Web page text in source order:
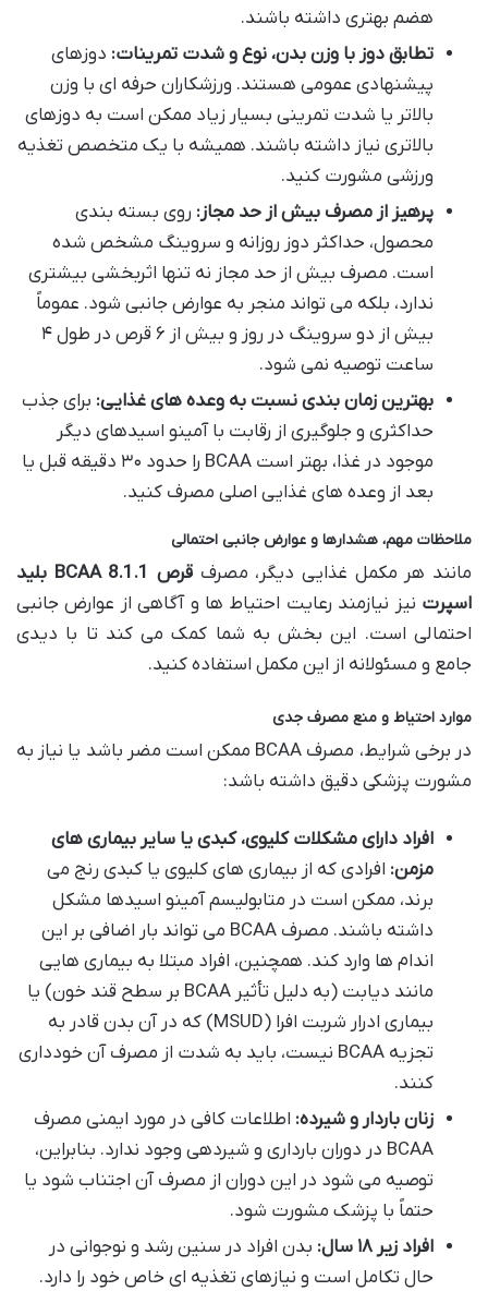
هضم بهتری داشته باشند.
تطابق دوز با وزن بدن، نوع و شدت تمرینات: دوزهای
پیشنهادی عمومی هستند. ورزشکاران حرفه ای با وزن
بالاتر یا شدت تمرینی بسیار زیاد ممکن است به دوزهای
بالاتری نیاز داشته باشند. همیشه با یک متخصص تغذیه
ورزشی مشورت کنید.
پرهیز از مصرف بیش از حد مجاز: روی بسته بندی
محصول، حداکثر دوز روزانه و سروینگ مشخص شده
است. مصرف بیش از حد مجاز نه تنها اثربخشی بیشتری
ندارد، بلکه می تواند منجر به عوارض جانبی شود. عموماً
بیش از دو سروینگ در روز و بیش از ۶ قرص در طول ۴
ساعت توصیه نمی شود.
بهترین زمان بندی نسبت به وعده های غذایی: برای جذب
حداکثری و جلوگیری از رقابت با آمینو اسیدهای دیگر
موجود در غذا، بهتر است BCAA را حدود ۳۰ دقیقه قبل یا
بعد از وعده های غذایی اصلی مصرف کنید.
ملاحظات مهم، هشدارها و عوارض جانبی احتمالی
مانند هر مکمل غذایی دیگر، مصرف
قرص BCAA 8.1.1 بلید
اسپرت نیز نیازمند رعایت احتیاط ها و آگاهی از عوارض جانبی
احتمالی است. این بخش به شما کمک می کند تا با دیدی
جامع و مسئولانه از این مکمل استفاده کنید.
موارد احتیاط و منع مصرف جدی
در برخی شرایط، مصرف BCAA ممکن است مضر باشد یا نیاز به
مشورت پزشکی دقیق داشته باشد:
افراد دارای مشکلات کلیوی، کبدی یا سایر بیماری های
مزمن: افرادی که از بیماری های کلیوی یا کبدی رنج می
برند، ممکن است در متابولیسم آمینو اسیدها مشکل
داشته باشند. مصرف BCAA می تواند بار اضافی بر این
اندام ها وارد کند. همچنین، افراد مبتلا به بیماری هایی
مانند دیابت (به دلیل تأثیر BCAA بر سطح قند خون) یا
بیماری ادرار شربت افرا (MSUD) که در آن بدن قادر به
تجزیه BCAA نیست، باید به شدت از مصرف آن خودداری
کنند.
زنان باردار و شیرده: اطلاعات کافی در مورد ایمنی مصرف
BCAA در دوران بارداری و شیردهی وجود ندارد. بنابراین،
توصیه می شود در این دوران از مصرف آن اجتناب شود یا
حتماً با پزشک مشورت شود.
افراد زیر ۱۸ سال:
بدن افراد در سنین رشد و نوجوانی در
حال تکامل است و نیازهای تغذیه ای خاص خود را دارد.